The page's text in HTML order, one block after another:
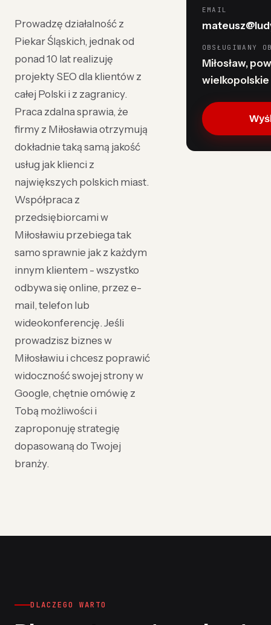
Prowadzę działalność z
Piekar Śląskich, jednak od
ponad 10 lat realizuję
projekty SEO dla klientów z
całej Polski i z zagranicy.
Praca zdalna sprawia, że
firmy z Miłosławia otrzymują
dokładnie taką samą jakość
usług jak klienci z
największych polskich miast.
Współpraca z
przedsiębiorcami w
Miłosławiu przebiega tak
samo sprawnie jak z każdym
innym klientem - wszystko
odbywa się online, przez e-
mail, telefon lub
wideokonferencję. Jeśli
prowadzisz biznes w
Miłosławiu i chcesz poprawić
widoczność swojej strony w
Google, chętnie omówię z
Tobą możliwości i
zaproponuję strategię
dopasowaną do Twojej
branży.
EMAIL
OBSŁUGIWANY
Miłosław,
wielkopolskie
DLACZEGO WARTO